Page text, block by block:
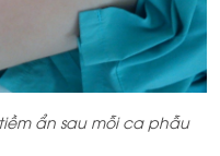
ẩn sau mỗi ca phẫu